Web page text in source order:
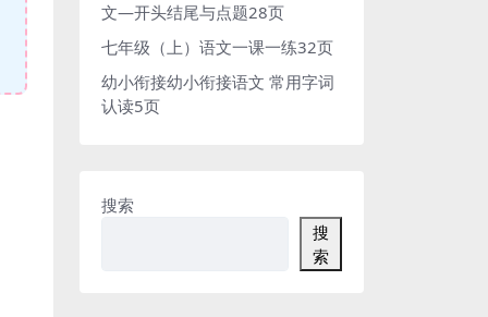
文—开头结尾与点题28页
七年级（上）语文一课一练32页
幼小衔接幼小衔接语文 常用字词
认读5页
搜索
搜
索